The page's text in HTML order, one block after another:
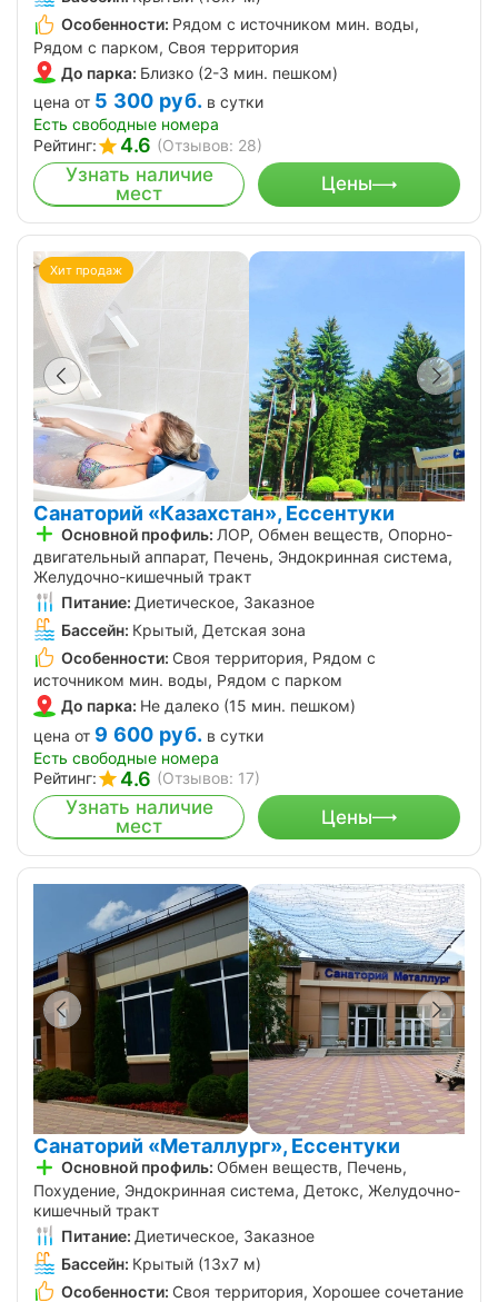
Особенности: Рядом с источником мин. воды,
Рядом с парком, Своя территория
До парка: Близко (2-3 мин. пешком)
цена от 5 300 руб. в сутки
Есть свободные номера
Рейтинг:
4.6 (Отзывов: 28)
Узнать наличие
мест
Цены
Хит продаж
Санаторий «Казахстан», Ессентуки
Основной профиль: ЛОР, Обмен веществ, Опорно-
двигательный аппарат, Печень, Эндокринная система,
Желудочно-кишечный тракт
Питание: Диетическое, Заказное
Бассейн: Крытый, Детская зона
Особенности: Своя территория, Рядом с
источником мин. воды, Рядом с парком
До парка: Не далеко (15 мин. пешком)
цена от 9 600 руб. в сутки
Есть свободные номера
Рейтинг:
4.6 (Отзывов: 17)
Узнать наличие
мест
Цены
Санаторий «Металлург», Ессентуки
Основной профиль: Обмен веществ, Печень,
Похудение, Эндокринная система, Детокс, Желудочно-
кишечный тракт
Питание: Диетическое, Заказное
Бассейн: Крытый (13х7 м)
Особенности: Своя территория, Хорошее сочетание